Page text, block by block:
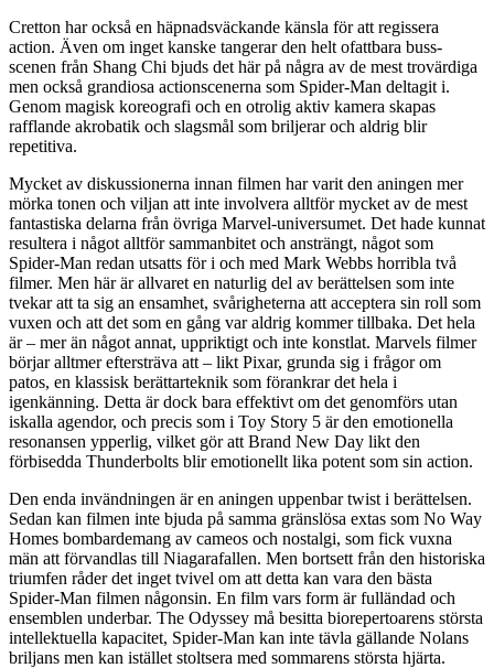
Cretton har också en häpnadsväckande känsla för att regissera
action. Även om inget kanske tangerar den helt ofattbara buss-
scenen från Shang Chi bjuds det här på några av de mest trovärdiga
men också grandiosa actionscenerna som Spider-Man deltagit i.
Genom magisk koreografi och en otrolig aktiv kamera skapas
rafflande akrobatik och slagsmål som briljerar och aldrig blir
repetitiva.
Mycket av diskussionerna innan filmen har varit den aningen mer
mörka tonen och viljan att inte involvera alltför mycket av de mest
fantastiska delarna från övriga Marvel-universumet. Det hade kunnat
resultera i något alltför sammanbitet och ansträngt, något som
Spider-Man redan utsatts för i och med Mark Webbs horribla två
filmer. Men här är allvaret en naturlig del av berättelsen som inte
tvekar att ta sig an ensamhet, svårigheterna att acceptera sin roll som
vuxen och att det som en gång var aldrig kommer tillbaka. Det hela
är – mer än något annat, uppriktigt och inte konstlat. Marvels filmer
börjar alltmer eftersträva att – likt Pixar, grunda sig i frågor om
patos, en klassisk berättarteknik som förankrar det hela i
igenkänning. Detta är dock bara effektivt om det genomförs utan
iskalla agendor, och precis som i Toy Story 5 är den emotionella
resonansen ypperlig, vilket gör att Brand New Day likt den
förbisedda Thunderbolts blir emotionellt lika potent som sin action.
Den enda invändningen är en aningen uppenbar twist i berättelsen.
Sedan kan filmen inte bjuda på samma gränslösa extas som No Way
Homes bombardemang av cameos och nostalgi, som fick vuxna
män att förvandlas till Niagarafallen. Men bortsett från den historiska
triumfen råder det inget tvivel om att detta kan vara den bästa
Spider-Man filmen någonsin. En film vars form är fulländad och
ensemblen underbar. The Odyssey må besitta biorepertoarens största
intellektuella kapacitet, Spider-Man kan inte tävla gällande Nolans
briljans men kan istället stoltsera med sommarens största hjärta.